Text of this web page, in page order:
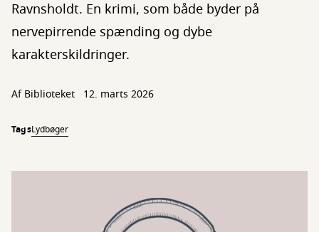
Ravnsholdt. En krimi, som både byder på
nervepirrende spænding og dybe
karakterskildringer.
Af Biblioteket 12. marts 2026
TagsLydbøger